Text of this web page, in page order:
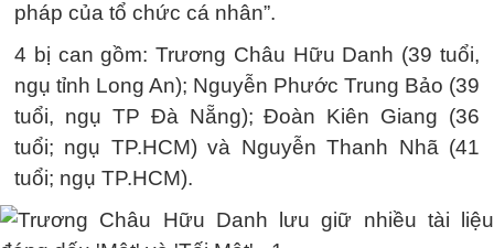
pháp của tổ chức cá nhân”.
4 bị can gồm: Trương Châu Hữu Danh (39 tuổi,
ngụ tỉnh Long An); Nguyễn Phước Trung Bảo (39
tuổi, ngụ TP Đà Nẵng); Đoàn Kiên Giang (36
tuổi; ngụ TP.HCM) và Nguyễn Thanh Nhã (41
tuổi; ngụ TP.HCM).